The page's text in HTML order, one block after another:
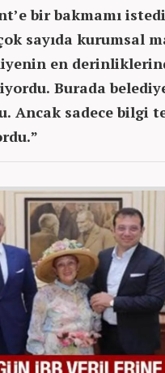
bir bakmamı
sayıda kurumsal
en
Burada
Ancak sadece bilgi